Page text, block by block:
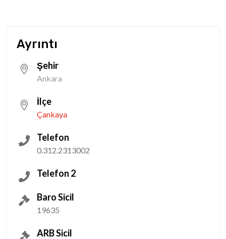
Ayrıntı
Şehir
Ankara
İlçe
Çankaya
Telefon
0.312.2313002
Telefon 2
Baro Sicil
19635
ARB Sicil